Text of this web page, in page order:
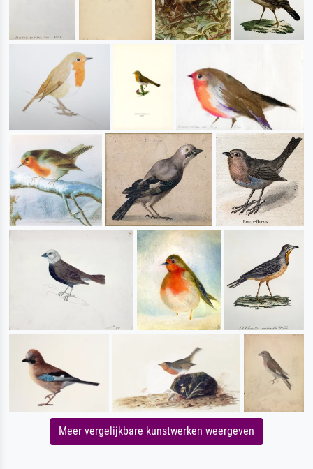
Meer vergelijkbare kunstwerken weergeven